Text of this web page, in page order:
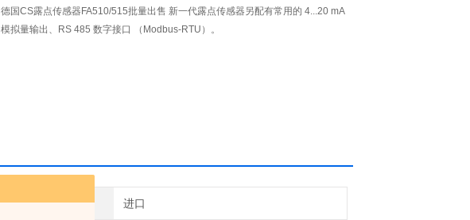
德国CS露点传感器FA510/515批量出售 新一代露点传感器另配有常用的 4...20 mA
模拟量输出、RS 485 数字接口 （Modbus-RTU）。
产地类别 进口